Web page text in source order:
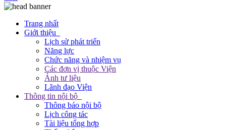
Trang nhất
Giới thiệu
Lịch sử phát triển
Năng lực
Chức năng và nhiệm vụ
Các đơn vị thuộc Viện
Ảnh tư liệu
Lãnh đạo Viện
Thông tin nội bộ
Thông báo nội bộ
Lịch công tác
Tài liệu tổng hợp